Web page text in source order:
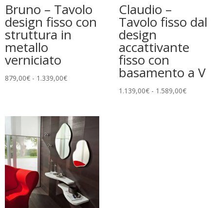
Bruno – Tavolo
design fisso con
struttura in
metallo
verniciato
879,00€ - 1.339,00€Fascia
879,00€
a
1.339,00€
Claudio –
Tavolo fisso dal
design
accattivante
fisso con
basamento a V
1.139,00€ - 1.589,00€Fascia